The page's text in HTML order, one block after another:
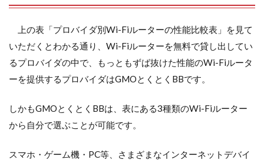
上の表「プロバイダ別Wi-Fiルーターの性能比較表」を見て
いただくとわかる通り、Wi-Fiルーターを無料で貸し出してい
るプロバイダの中で、もっともずば抜けた性能のWi-Fiルータ
ーを提供するプロバイダはGMOとくとくBBです。
しかもGMOとくとくBBは、表にある3種類のWi-Fiルーター
から自分で選ぶことが可能です。
スマホ・ゲーム機・PC等、さまざまなインターネットデバイ